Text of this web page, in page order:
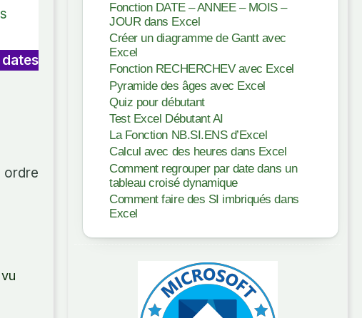
ordre
Fonction DATE – ANNEE – MOIS –
JOUR dans Excel
Créer un diagramme de Gantt avec
Excel
Fonction RECHERCHEV avec Excel
Pyramide des âges avec Excel
Quiz pour débutant
Test Excel Débutant AI
La Fonction NB.SI.ENS d’Excel
Calcul avec des heures dans Excel
Comment regrouper par date dans un
tableau croisé dynamique
Comment faire des SI imbriqués dans
Excel